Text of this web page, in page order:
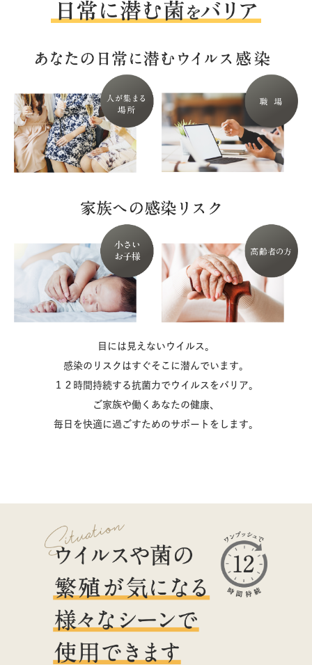
目には見えないウイルス。
感染のリスクはすぐそこに潜んでいます。
１２時間持続する抗菌力でウイルスをバリア。
ご家族や働くあなたの健康、
毎日を快適に過ごすためのサポートをします。